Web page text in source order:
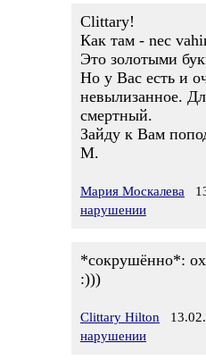
Clittary!
Как там - nec
Это золотыми
Но у Вас есть и
невылизанное.
смертный.
Зайду к Вам
М.
Мария Москалева
нарушении
*сокрушённо*:
:)))
Clittary Hilton
нарушении